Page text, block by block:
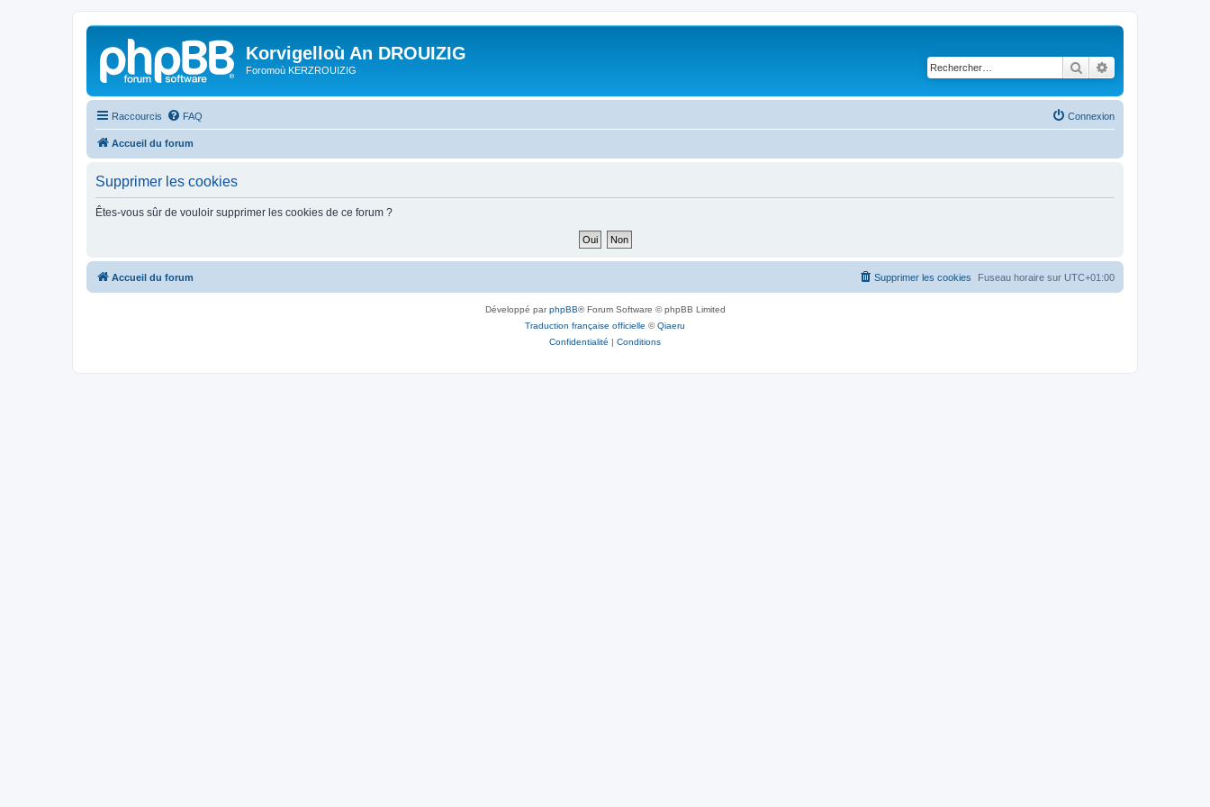
Korvigelloù An DROUIZIG
Foromoù KERZROUIZIG Rechercher
Raccourcis FAQ Connexion
Accueil du forum
Supprimer les cookies
Êtes-vous sûr de vouloir supprimer les cookies de ce forum ?
Accueil du forum Fuseau horaire sur UTC+01:00
Supprimer les cookies
Développé parphpBB® Forum Software © phpBB Limited
Traduction française officielle ©Qiaeru
Confidentialité | Conditions